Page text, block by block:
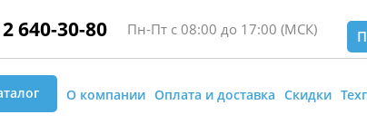
640-30-80 Пн-Пт с 08:00 до 17:00 (МСК)
О компании Оплата и доставка Скидки